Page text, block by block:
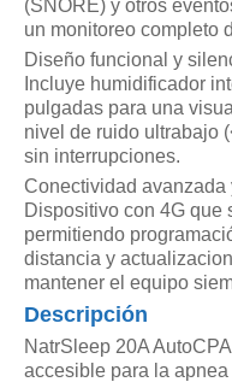
(SNORE) y otros
un monitoreo completo
Diseño funcional y
Incluye humidificador
pulgadas para una
nivel de ruido ultrabajo
sin interrupciones.
Conectividad avanzada
Dispositivo con 4G
permitiendo
distancia y
mantener el equipo
Descripción
NatrSleep 20A
accesible para la